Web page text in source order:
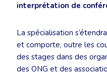
interprétation de
La spécialisation
et comporte, outre les
des stages dans des
des ONG et des